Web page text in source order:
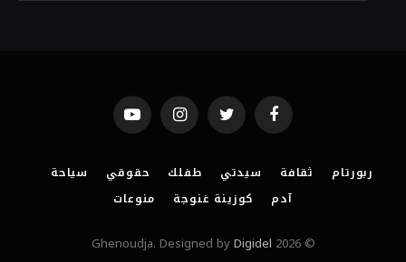
Facebook
Twitter
Instagram
YouTube
ربورتام ثقافة سيدتي طفلك حقوقي
سياحة
آدم
كوزينة غنوجة منوعات
© 2026 Ghenoudja. Designed by
Digidel